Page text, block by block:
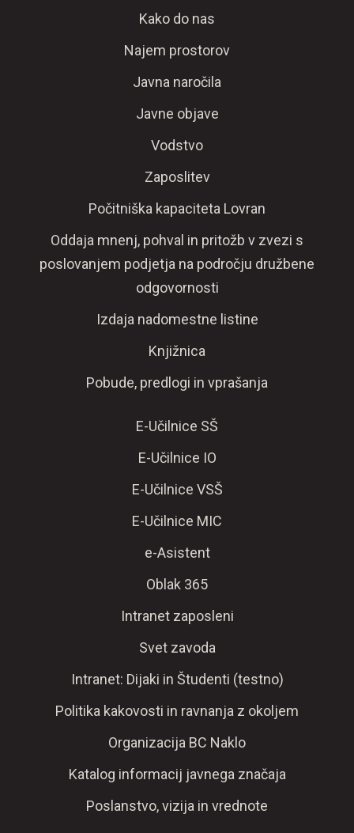
Kako do nas
Najem prostorov
Javna naročila
Javne objave
Vodstvo
Zaposlitev
Počitniška kapaciteta Lovran
Oddaja mnenj, pohval in pritožb v zvezi s
poslovanjem podjetja na področju družbene
odgovornosti
Izdaja nadomestne listine
Knjižnica
Pobude, predlogi in vprašanja
E-Učilnice SŠ
E-Učilnice IO
E-Učilnice VSŠ
E-Učilnice MIC
e-Asistent
Oblak 365
Intranet zaposleni
Svet zavoda
Intranet: Dijaki in Študenti (testno)
Politika kakovosti in ravnanja z okoljem
Organizacija BC Naklo
Katalog informacij javnega značaja
Poslanstvo, vizija in vrednote